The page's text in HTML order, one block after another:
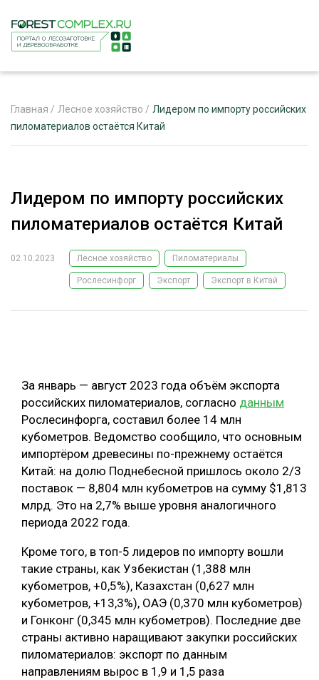
РЕКЛАМОДАТЕЛЯМ
ЛЕСНОЕ ХОЗЯЙСТВО
ЛЕСОЗАГОТОВКА
БИОЭНЕРГЕТИКА
ЛЕСОВОССТАНОВЛЕНИЕ И ЗАЩИТА
ЛОГИСТИКА
ПРОИЗВОДСТВО ДРЕВЕСНЫХ ПЛИТ
ЦБП
ЛЕСОПИЛЕНИЕ
ДЕРЕВЯННОЕ ДОМОСТРОЕНИЕ
БЕЗОПАСНОЕ ПРОИЗВОДСТВО
СОРТИРОВКА ДРЕВЕСИНЫ
СУШКА ДРЕВЕСИНЫ
ТЕМАТИЧЕСКИЕ ПРОЕКТЫ
ПОДБОРКИ СТАТЕЙ
Главная / Лесное хозяйство / Лидером по импорту российских
пиломатериалов остаётся Китай
Лидером по импорту российских
пиломатериалов остаётся Китай
02.10.2023 Лесное хозяйство Пиломатериалы
Рослесинфорг Экспорт Экспорт в Китай
За январь — август 2023 года объём экспорта
российских пиломатериалов, согласно данным
Рослесинфорга, составил более 14 млн
кубометров. Ведомство сообщило, что основным
импортёром древесины по-прежнему остаётся
Китай: на долю Поднебесной пришлось около 2/3
поставок — 8,804 млн кубометров на сумму $1,813
млрд. Это на 2,7% выше уровня аналогичного
периода 2022 года.
Кроме того, в топ-5 лидеров по импорту вошли
такие страны, как Узбекистан (1,388 млн
кубометров, +0,5%), Казахстан (0,627 млн
кубометров, +13,3%), ОАЭ (0,370 млн кубометров)
и Гонконг (0,345 млн кубометров). Последние две
страны активно наращивают закупки российских
пиломатериалов: экспорт по данным
направлениям вырос в 1,9 и 1,5 раза